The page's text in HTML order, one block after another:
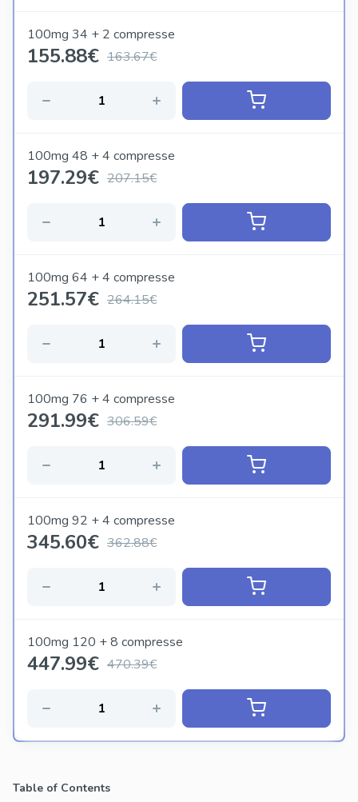
efficaci senza compromettere la salute.
100mg 34 + 2 compresse
155.88€ 163.67€
100mg 48 + 4 compresse
197.29€ 207.15€
100mg 64 + 4 compresse
251.57€ 264.15€
100mg 76 + 4 compresse
291.99€ 306.59€
100mg 92 + 4 compresse
345.60€ 362.88€
100mg 120 + 8 compresse
447.99€ 470.39€
Table of Contents